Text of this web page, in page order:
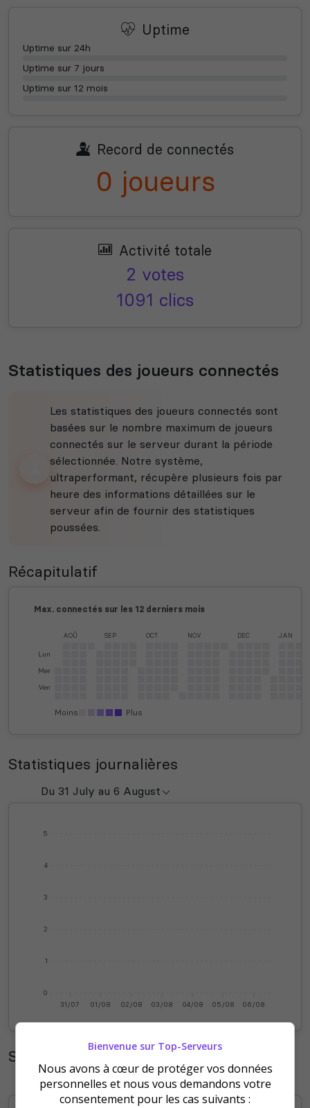
Uptime
Uptime sur 24h
Uptime sur 7 jours
Uptime sur 12 mois
Record de connectés
0 joueurs
Activité totale
2 votes
1091 clics
Statistiques des joueurs connectés
Les statistiques des joueurs connectés sont
basées sur le nombre maximum de joueurs
connectés sur le serveur durant la période
sélectionnée. Notre système,
ultraperformant, récupère plusieurs fois par
heure des informations détaillées sur le
serveur afin de fournir des statistiques
poussées.
Récapitulatif
Max. connectés sur les 12 derniers mois
Lun
Mer
Ven
AOÛ SEP OCT NOV DEC JAN
Moins Plus
Statistiques journalières
0
1
2
3
4
5
31/07 01/08 02/08 03/08 04/08 05/08 06/08
Statistiques mensuelles
Bienvenue sur Top-Serveurs
Nous avons à cœur de protéger vos données
personnelles et nous vous demandons votre
consentement pour les cas suivants :